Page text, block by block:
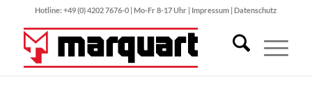
Hotline: +49 (0) 4202 7676-0 | Mo-Fr 8-17 Uhr | Impressum |Datenschutz